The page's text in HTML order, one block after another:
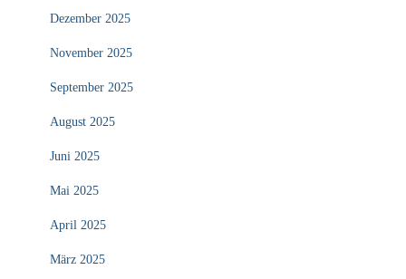
Dezember 2025
November 2025
September 2025
August 2025
Juni 2025
Mai 2025
April 2025
März 2025